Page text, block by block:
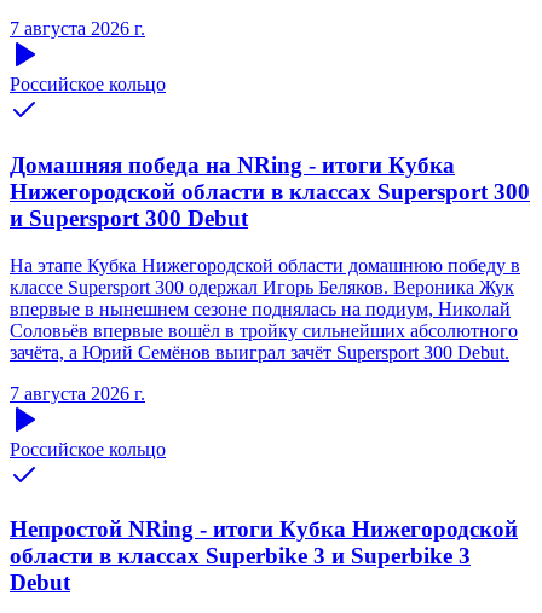
7 августа 2026 г.
Российское кольцо
Домашняя победа на NRing - итоги Кубка
Нижегородской области в классах Supersport 300
и Supersport 300 Debut
На этапе Кубка Нижегородской области домашнюю победу в
классе Supersport 300 одержал Игорь Беляков. Вероника Жук
впервые в нынешнем сезоне поднялась на подиум, Николай
Соловьёв впервые вошёл в тройку сильнейших абсолютного
зачёта, а Юрий Семёнов выиграл зачёт Supersport 300 Debut.
7 августа 2026 г.
Российское кольцо
Непростой NRing - итоги Кубка Нижегородской
области в классах Superbike 3 и Superbike 3
Debut